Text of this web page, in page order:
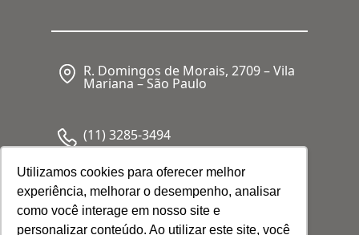
Utilizamos cookies para oferecer melhor
experiência, melhorar o desempenho, analisar
como você interage em nosso site e
personalizar conteúdo. Ao utilizar este site, você
R. Domingos de Morais, 2709 – Vila
Mariana – São Paulo
(11) 3285-3494
CNPJ: 05.341.062/0001-80